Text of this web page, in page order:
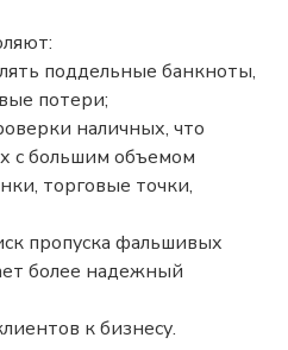
поддельные банкноты,
потери;
наличных, что
с большим объемом
торговые точки,
пропуска фальшивых
более надежный
к бизнесу.